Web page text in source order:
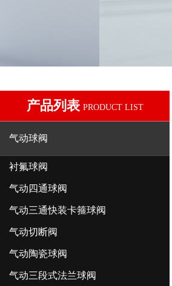
产品列表 PRODUCT LIST
气动球阀
衬氟球阀
气动四通球阀
气动三通快装卡箍球阀
气动切断阀
气动陶瓷球阀
气动三段式法兰球阀